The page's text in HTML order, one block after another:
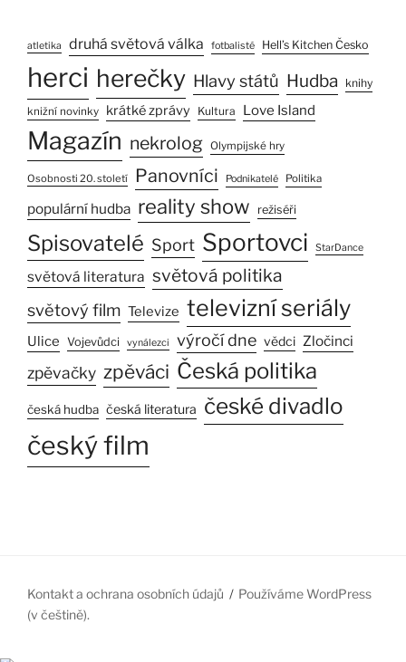
atletika druhá světová válka fotbalisté Hell’s Kitchen Česko
herci herečky Hlavy států Hudba knihy
knižní novinky krátké zprávy Kultura Love Island
Magazín nekrolog Olympijské hry
Osobnosti 20. století Panovníci Podnikatelé Politika
populární hudba reality show režiséři
Spisovatelé Sport Sportovci StarDance
světová literatura světová politika
světový film Televize televizní seriály
Ulice Vojevůdci vynálezci výročí dne vědci Zločinci
zpěvačky zpěváci Česká politika
česká hudba česká literatura české divadlo
český film
Kontakt a ochrana osobních údajů
Používáme WordPress
(v češtině).